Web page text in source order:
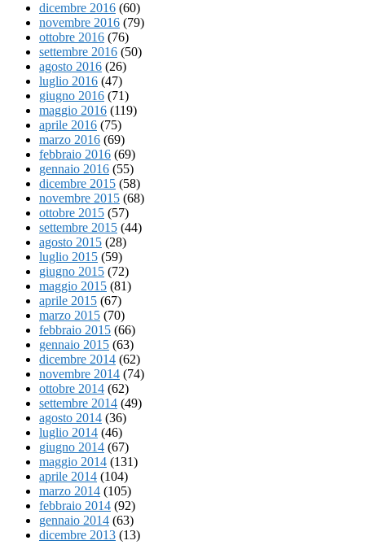
dicembre 2016 (60)
novembre 2016 (79)
ottobre 2016 (76)
settembre 2016 (50)
agosto 2016 (26)
luglio 2016 (47)
giugno 2016 (71)
maggio 2016 (119)
aprile 2016 (75)
marzo 2016 (69)
febbraio 2016 (69)
gennaio 2016 (55)
dicembre 2015 (58)
novembre 2015 (68)
ottobre 2015 (57)
settembre 2015 (44)
agosto 2015 (28)
luglio 2015 (59)
giugno 2015 (72)
maggio 2015 (81)
aprile 2015 (67)
marzo 2015 (70)
febbraio 2015 (66)
gennaio 2015 (63)
dicembre 2014 (62)
novembre 2014 (74)
ottobre 2014 (62)
settembre 2014 (49)
agosto 2014 (36)
luglio 2014 (46)
giugno 2014 (67)
maggio 2014 (131)
aprile 2014 (104)
marzo 2014 (105)
febbraio 2014 (92)
gennaio 2014 (63)
dicembre 2013 (13)